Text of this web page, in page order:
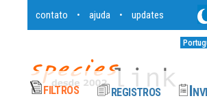
contato • ajuda • updates